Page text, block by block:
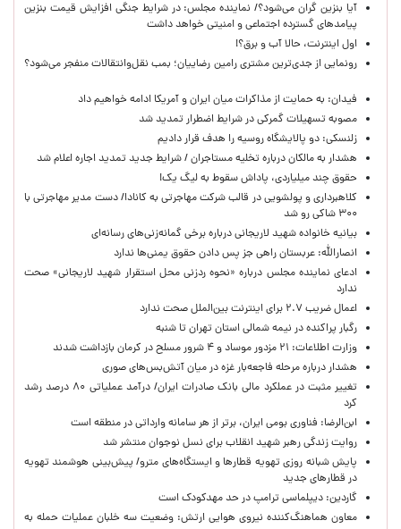
آیا بنزین گران می‌شود؟/ نماینده مجلس: در شرایط جنگی افزایش قیمت بنزین
پیامدهای گسترده اجتماعی و امنیتی خواهد داشت
اول اینترنت، حالا آب و برق؟!
رونمایی از جدی‌ترین مشتری رامین رضاییان؛ بمب نقل‌وانتقالات منفجر می‌شود؟
فیدان: به حمایت از مذاکرات میان ایران و آمریکا ادامه خواهیم داد
مصوبه تسهیلات گمرکی در شرایط اضطرار تمدید شد
زلنسکی: دو پالایشگاه روسیه را هدف قرار دادیم
هشدار به مالکان درباره تخلیه مستاجران / شرایط جدید تمدید اجاره اعلام شد
حقوق چند میلیاردی، پاداش سقوط به لیگ یک!
کلاهبرداری و پولشویی در قالب شرکت مهاجرتی به کانادا/ دست مدیر مهاجرتی با
۳۰۰ شاکی رو شد
بیانیه خانواده شهید لاریجانی درباره برخی گمانه‌زنی‌های رسانه‌ای
انصارالله: عربستان راهی جز پس دادن حقوق یمنی‌ها ندارد
ادعای نماینده مجلس درباره «نحوه ردزنی محل استقرار شهید لاریجانی» صحت
ندارد
اعمال ضریب ۲.۷ برای اینترنت بین‌الملل صحت ندارد
رگبار پراکنده در نیمه شمالی استان تهران تا شنبه
وزارت اطلاعات: ۲۱ مزدور موساد و ۴ شرور مسلح در کرمان بازداشت شدند
هشدار درباره مرحله فاجعه‌بار غزه در میان آتش‌بس‌های صوری
تغییر مثبت در عملکرد مالی بانک صادرات ایران/ درآمد عملیاتی ۸۰ درصد رشد
کرد
ابن‌الرضا: فناوری بومی ایران، برتر از هر سامانه وارداتی در منطقه است
روایت زندگی رهبر شهید انقلاب برای نسل نوجوان منتشر شد
پایش شبانه روزی تهویه قطارها و ایستگاه‌های مترو/ پیش‌بینی هوشمند تهویه
در قطارهای جدید
گاردین: دیپلماسی ترامپ در حد مهدکودک است
معاون هماهنگ‌کننده نیروی هوایی ارتش: وضعیت سه خلبان عملیات حمله به